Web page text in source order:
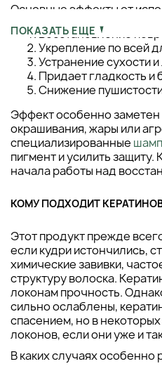
Основные эффекты от
Восстановление
Укрепление по всей
Устранение сухости
Придает гладкость и
Снижение
Эффект особенно
окрашивания, жары или
специализированные
пигмент и усилить
начала работы над
КОМУ ПОДХОДИТ
Этот продукт прежде
если кудри истончились,
химические завивки,
структуру волоска.
локонам прочность.
сильно ослаблены,
спасением, но в
локонов, если они уже и
В каких случаях
ПОКАЗАТЬ ЕЩЕ